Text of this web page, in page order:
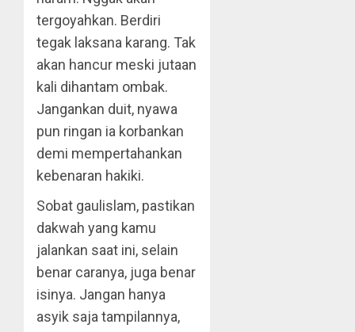
tergoyahkan. Berdiri
tegak laksana karang. Tak
akan hancur meski jutaan
kali dihantam ombak.
Jangankan duit, nyawa
pun ringan ia korbankan
demi mempertahankan
kebenaran hakiki.
Sobat gaulislam, pastikan
dakwah yang kamu
jalankan saat ini, selain
benar caranya, juga benar
isinya. Jangan hanya
asyik saja tampilannya,